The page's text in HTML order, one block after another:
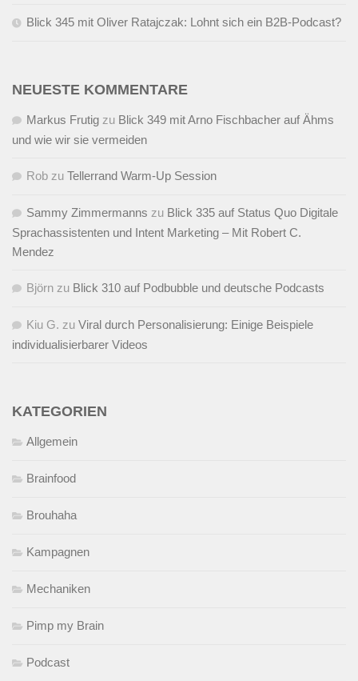
Blick 345 mit Oliver Ratajczak: Lohnt sich ein B2B-Podcast?
NEUESTE KOMMENTARE
Markus Frutig zu Blick 349 mit Arno Fischbacher auf Ähms
und wie wir sie vermeiden
Rob zu Tellerrand Warm-Up Session
Sammy Zimmermanns zu Blick 335 auf Status Quo Digitale
Sprachassistenten und Intent Marketing – Mit Robert C.
Mendez
Björn zu Blick 310 auf Podbubble und deutsche Podcasts
Kiu G. zu Viral durch Personalisierung: Einige Beispiele
individualisierbarer Videos
KATEGORIEN
Allgemein
Brainfood
Brouhaha
Kampagnen
Mechaniken
Pimp my Brain
Podcast